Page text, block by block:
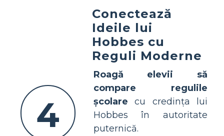
4
Conectează
Ideile lui
Hobbes cu
Reguli Moderne
Roagă elevii să
compare regulile
școlare cu credința lui
Hobbes în autoritate
puternică.